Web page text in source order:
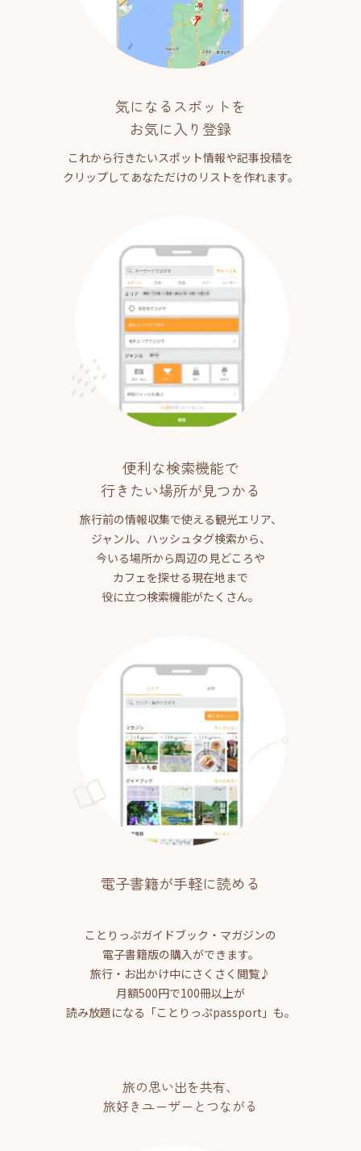
気になるスポットを
お気に入り登録
これから行きたいスポット情報や記事投稿を
クリップしてあなただけのリストを作れます。
便利な検索機能で
行きたい場所が見つかる
旅行前の情報収集で使える観光エリア、
ジャンル、ハッシュタグ検索から、
今いる場所から周辺の見どころや
カフェを探せる現在地まで
役に立つ検索機能がたくさん。
電子書籍が手軽に読める
ことりっぷガイドブック・マガジンの
電子書籍版の購入ができます。
旅行・お出かけ中にさくさく閲覧♪
月額500円で100冊以上が
読み放題になる「ことりっぷpassport」も。
旅の思い出を共有、
旅好きユーザーとつながる